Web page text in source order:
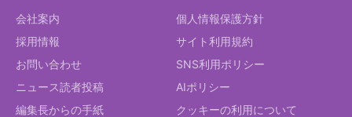
会社案内
採用情報
お問い合わせ
ニュース読者投稿
編集長からの手紙
個人情報保護方針
サイト利用規約
SNS利用ポリシー
AIポリシー
クッキーの利用について